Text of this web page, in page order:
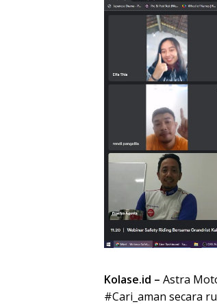
Kolase.id – Astra
#Cari_aman secara